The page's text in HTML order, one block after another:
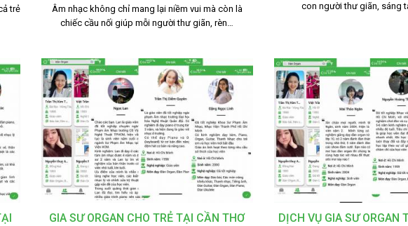
trẻ
Âm nhạc không chỉ mang lại niềm vui mà còn là
chiếc cầu nối giúp mỗi người thư giãn, rèn…
con người thư giãn, sáng
GIA SƯ ORGAN CHO TRẺ TẠI CẦN THƠ
DỊCH VỤ GIA SƯ ORGAN